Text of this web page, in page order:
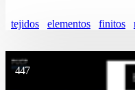
tejidos elementos finitos
447